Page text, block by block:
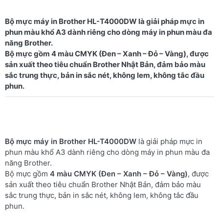
Bộ mực máy in Brother HL-T4000DW là giải pháp mực in
phun màu khổ A3 dành riêng cho dòng máy in phun màu đa
năng Brother.
Bộ mực gồm 4 màu CMYK (Đen – Xanh – Đỏ – Vàng), được
sản xuất theo tiêu chuẩn Brother Nhật Bản, đảm bảo màu
sắc trung thực, bản in sắc nét, không lem, không tắc đầu
Bộ mực máy in Brother HL-T4000DW là giải pháp mực in
phun màu khổ A3 dành riêng cho dòng máy in phun màu đa
năng Brother.
Bộ mực gồm 4 màu CMYK (Đen – Xanh – Đỏ – Vàng), được
sản xuất theo tiêu chuẩn Brother Nhật Bản, đảm bảo màu
sắc trung thực, bản in sắc nét, không lem, không tắc đầu
phun.